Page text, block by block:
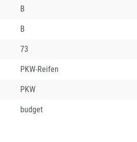
B
B
73
PKW-Reifen
PKW
budget